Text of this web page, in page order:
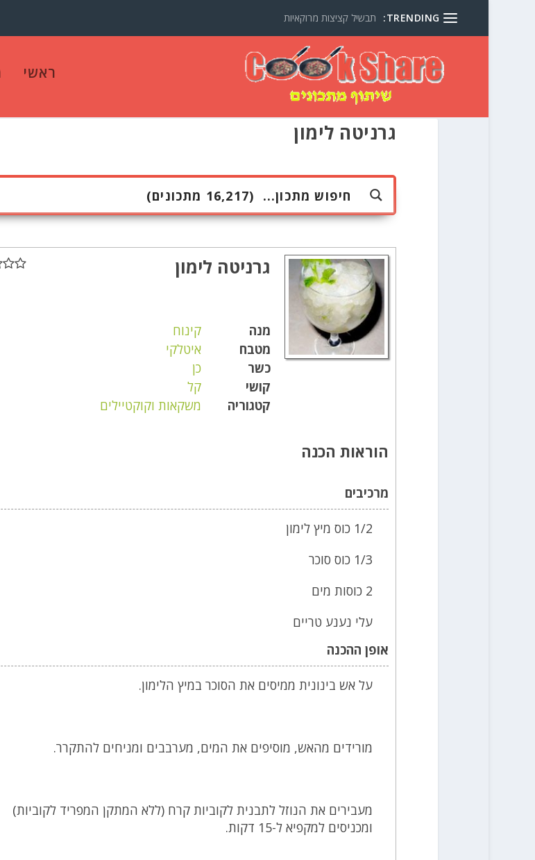
TRENDING: תבשיל קציצות מרוקאיות
ראשי
גרניטה לימון
גרניטה לימון
מנה
קינוח
מטבח
איטלקי
כשר
כן
קושי
קל
קטגוריה
משקאות וקוקטיילים
הוראות הכנה
מרכיבים
1/2 כוס מיץ לימון
1/3 כוס סוכר
2 כוסות מים
עלי נענע טריים
אופן ההכנה
על אש בינונית ממיסים את הסוכר במיץ הלימון.
מורידים מהאש, מוסיפים את המים, מערבבים ומניחים להתקרר.
מעבירים את הנוזל לתבנית לקוביות קרח (ללא המתקן המפריד לקוביות)
ומכניסים למקפיא ל-15 דקות.